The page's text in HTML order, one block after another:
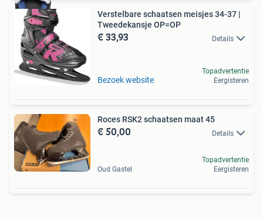
Verstelbare schaatsen meisjes 34-37 |
Tweedekansje OP=OP
€ 33,93 Details
Bezoek website
Topadvertentie
Eergisteren
Roces RSK2 schaatsen maat 45
€ 50,00 Details
Oud Gastel
Topadvertentie
Eergisteren